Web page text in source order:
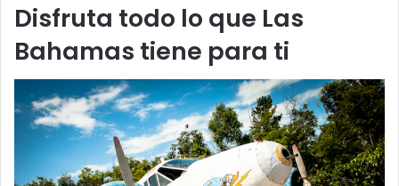
Disfruta todo lo que Las
Bahamas tiene para ti